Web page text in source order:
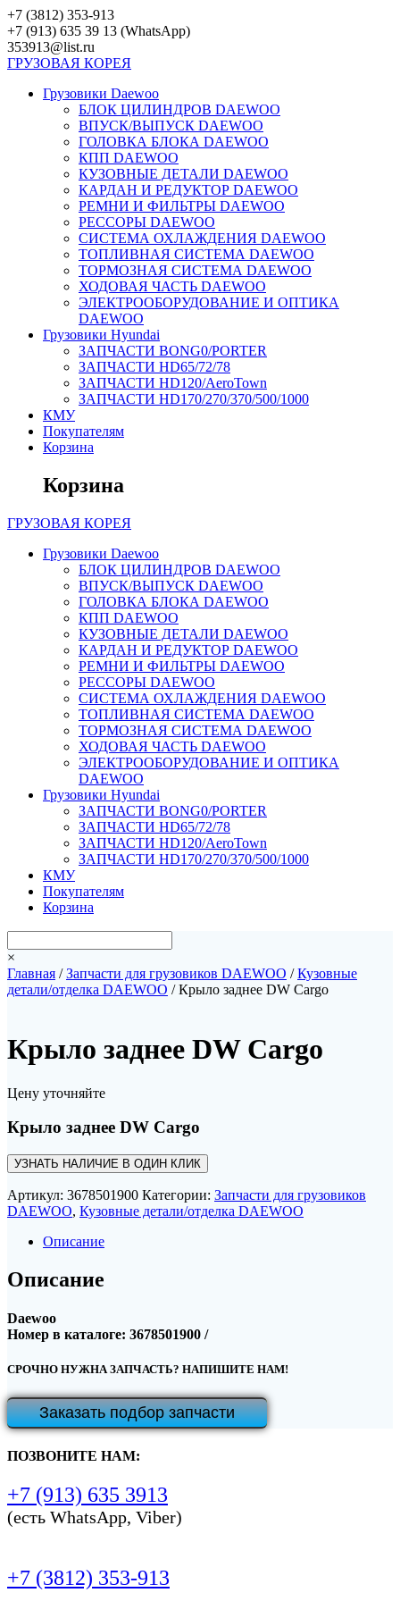
Перейти
к
контенту
+7 (3812) 353-913
+7 (913) 635 39 13 (WhatsApp)
353913@list.ru
ГРУЗОВАЯ КОРЕЯ
Грузовики Daewoo
БЛОК ЦИЛИНДРОВ DAEWOO
ВПУСК/ВЫПУСК DAEWOO
ГОЛОВКА БЛОКА DAEWOO
КПП DAEWOO
КУЗОВНЫЕ ДЕТАЛИ DAEWOO
КАРДАН И РЕДУКТОР DAEWOO
РЕМНИ И ФИЛЬТРЫ DAEWOO
РЕССОРЫ DAEWOO
СИСТЕМА ОХЛАЖДЕНИЯ DAEWOO
ТОПЛИВНАЯ СИСТЕМА DAEWOO
ТОРМОЗНАЯ СИСТЕМА DAEWOO
ХОДОВАЯ ЧАСТЬ DAEWOO
ЭЛЕКТРООБОРУДОВАНИЕ И ОПТИКА
DAEWOO
Грузовики Hyundai
ЗАПЧАСТИ BONG0/PORTER
ЗАПЧАСТИ HD65/72/78
ЗАПЧАСТИ HD120/AeroTown
ЗАПЧАСТИ HD170/270/370/500/1000
КМУ
Покупателям
Корзина
Корзина
ГРУЗОВАЯ КОРЕЯ
Грузовики Daewoo
БЛОК ЦИЛИНДРОВ DAEWOO
ВПУСК/ВЫПУСК DAEWOO
ГОЛОВКА БЛОКА DAEWOO
КПП DAEWOO
КУЗОВНЫЕ ДЕТАЛИ DAEWOO
КАРДАН И РЕДУКТОР DAEWOO
РЕМНИ И ФИЛЬТРЫ DAEWOO
РЕССОРЫ DAEWOO
СИСТЕМА ОХЛАЖДЕНИЯ DAEWOO
ТОПЛИВНАЯ СИСТЕМА DAEWOO
ТОРМОЗНАЯ СИСТЕМА DAEWOO
ХОДОВАЯ ЧАСТЬ DAEWOO
ЭЛЕКТРООБОРУДОВАНИЕ И ОПТИКА
DAEWOO
Грузовики Hyundai
ЗАПЧАСТИ BONG0/PORTER
ЗАПЧАСТИ HD65/72/78
ЗАПЧАСТИ HD120/AeroTown
ЗАПЧАСТИ HD170/270/370/500/1000
КМУ
Покупателям
Корзина
×
Главная /Запчасти для грузовиков DAEWOO /Кузовные
детали/отделка DAEWOO / Крыло заднее DW Cargo
Крыло заднее DW Cargo
Цену уточняйте
Крыло заднее DW Cargo
УЗНАТЬ НАЛИЧИЕ В ОДИН КЛИК
Артикул: 3678501900 Категории: Запчасти для грузовиков
DAEWOO, Кузовные детали/отделка DAEWOO
Описание
Описание
Daewoo
Номер в каталоге: 3678501900 /
СРОЧНО НУЖНА ЗАПЧАСТЬ? НАПИШИТЕ НАМ!
Заказать подбор запчасти
ПОЗВОНИТЕ НАМ:
+7 (913) 635 3913
(есть WhatsApp, Viber)
+7 (3812) 353-913